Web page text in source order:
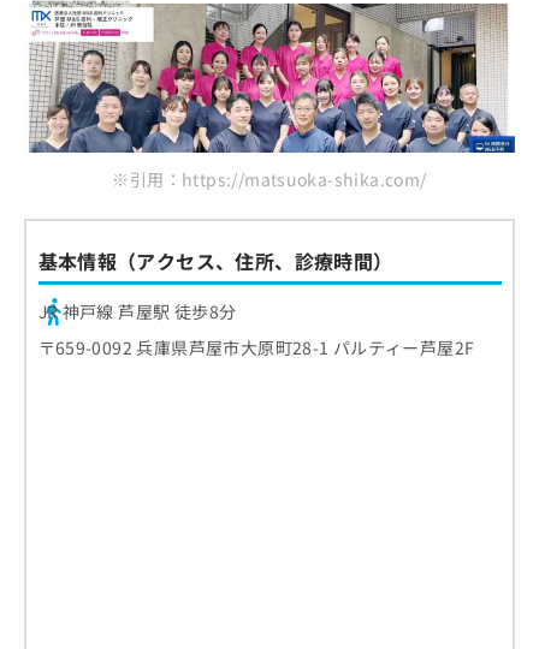
※引用：https://matsuoka-shika.com/
基本情報（アクセス、住所、診療時間）
JR 神戸線 芦屋駅 徒歩8分
〒659-0092 兵庫県芦屋市大原町28-1 パルティー芦屋2F